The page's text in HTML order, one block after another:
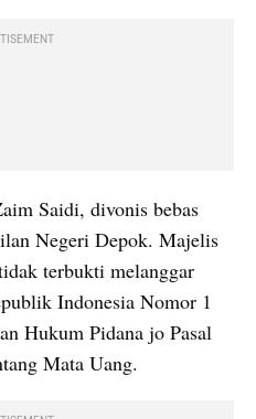
Saidi, divonis bebas
Negeri Depok. Majelis
terbukti melanggar
Indonesia Nomor 1
Hukum Pidana jo Pasal
Mata Uang.